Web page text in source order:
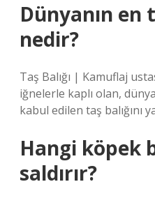
Dünyanın en
nedir?
Taş Balığı | Kamuflaj
iğnelerle kaplı olan,
kabul edilen taş balığını
Hangi köpek
saldırır?